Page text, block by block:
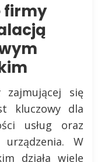
firmy
zajmującej się
kluczowy dla
usług oraz
W
działa wiele